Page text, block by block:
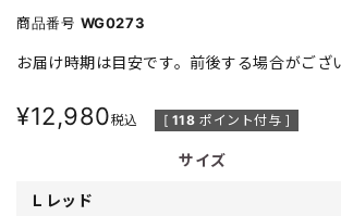
商品番号 WG0273
お届け時期は目安です。前後する場合がござ
¥12,980税込 [ 118 ポイント付与 ]
サイズ
Ｌレッド